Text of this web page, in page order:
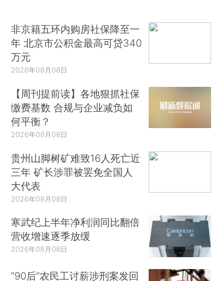
非京籍五环内购房社保降至一
年 北京市公积金最高可贷340
万元
2026年08月08日
【周刊提前读】各地狠抓社保
缴费基数 合规与企业减负如
何平衡？
2026年08月08日
贵州山脚树矿难致16人死亡近
三年 矿长涉罪被罢免全国人
大代表
2026年08月08日
寒武纪上半年净利润同比翻倍
营收增速逐季放缓
2026年08月08日
“90后”农民工讨薪涉刑案发回